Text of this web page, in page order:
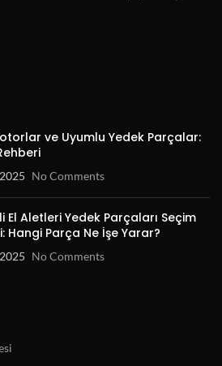
ve Uyumlu Yedek Parçalar:
No Comments
El Aletleri Yedek Parçaları Seçim
Hangi Parça Ne İşe Yarar?
No Comments